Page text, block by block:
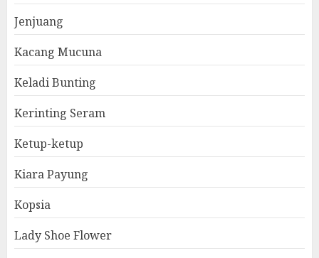
Jenjuang
Kacang Mucuna
Keladi Bunting
Kerinting Seram
Ketup-ketup
Kiara Payung
Kopsia
Lady Shoe Flower